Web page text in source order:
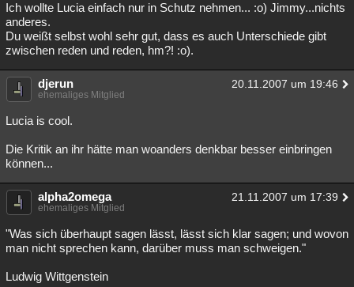
Ich wollte Lucia einfach nur in Schutz nehmen... :o) Jimmy...nichts
anderes.
Du weißt selbst wohl sehr gut, dass es auch Unterschiede gibt
zwischen reden und reden, hm?! :o).
djerun 20.11.2007 um 19:46
ehemaliges Mitglied
Lucia is cool.
Die Kritik an ihr hätte man woanders denkbar besser einbringen
können...
alpha2omega 21.11.2007 um 17:39
ehemaliges Mitglied
"Was sich überhaupt sagen lässt, lässt sich klar sagen; und wovon
man nicht sprechen kann, darüber muss man schweigen."
Ludwig Wittgenstein